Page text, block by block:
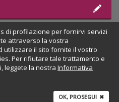
di profilazione per fornirvi servizi
attraverso la vostra
utilizzare il sito fornite il vostro
Per rifiutare tale trattamento e
leggete la nostra Informativa
OK, PROSEGUI ✖